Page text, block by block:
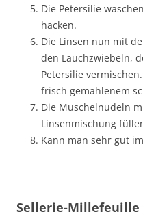
Die Petersilie
hacken.
Die Linsen nun mit
den Lauchzwiebeln,
Petersilie
frisch gemahlenem
Die Muschelnudeln
Linsenmischung
Kann man sehr gut
Sellerie-